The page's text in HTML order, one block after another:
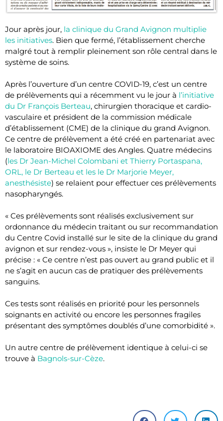
Jour après jour, la clinique du Grand Avignon multiplie
les initiatives. Bien que fermé, l’établissement cherche
malgré tout à remplir pleinement son rôle central dans le
système de soins.
Après l’ouverture d’un centre COVID-19, c’est un centre
de prélèvements qui a récemment vu le jour à l’initiative
du Dr François Berteau, chirurgien thoracique et cardio-
vasculaire et président de la commission médicale
d’établissement (CME) de la clinique du grand Avignon.
Ce centre de prélèvement a été créé en partenariat avec
le laboratoire BIOAXIOME des Angles. Quatre médecins
(les Dr Jean-Michel Colombani et Thierry Portaspana,
ORL, le Dr Berteau et les le Dr Marjorie Meyer,
anesthésiste) se relaient pour effectuer ces prélèvements
nasopharyngés.
« Ces prélèvements sont réalisés exclusivement sur
ordonnance du médecin traitant ou sur recommandation
du Centre Covid installé sur le site de la clinique du grand
avignon et sur rendez-vous », insiste le Dr Meyer qui
précise : « Ce centre n’est pas ouvert au grand public et il
ne s’agit en aucun cas de pratiquer des prélèvements
sanguins.
Ces tests sont réalisés en priorité pour les personnels
soignants en activité ou encore les personnes fragiles
présentant des symptômes doublés d’une comorbidité ».
Un autre centre de prélèvement identique à celui-ci se
trouve à Bagnols-sur-Cèze.